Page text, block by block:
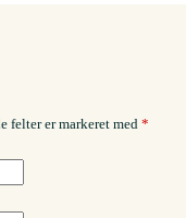
felter er markeret med *